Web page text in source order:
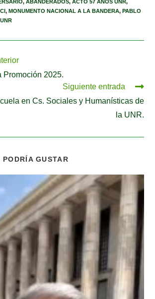
, ABANDERADOS, ACTO 57 AÑOS UNR,
, MONUMENTO NACIONAL A LA BANDERA, PABLO
UNR
Promoción 2025.
Siguiente entrada
en Cs. Sociales y Humanísticas de
la UNR.
GUSTAR